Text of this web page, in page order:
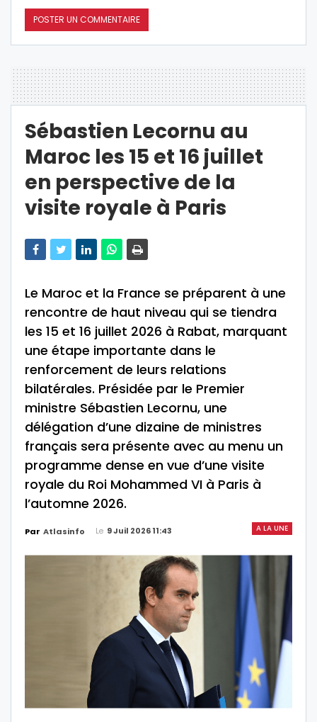
Sébastien Lecornu au
Maroc les 15 et 16 juillet
en perspective de la
visite royale à Paris
Le Maroc et la France se préparent à une
rencontre de haut niveau qui se tiendra
les 15 et 16 juillet 2026 à Rabat, marquant
une étape importante dans le
renforcement de leurs relations
bilatérales. Présidée par le Premier
ministre Sébastien Lecornu, une
délégation d’une dizaine de ministres
français sera présente avec au menu un
programme dense en vue d’une visite
royale du Roi Mohammed VI à Paris à
l’automne 2026.
A LA UNE
Par Atlasinfo Le 9 Juil 2026 11:43